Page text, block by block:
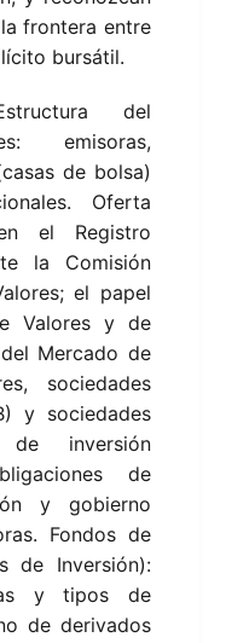
frontera entre
bursátil.
del
emisoras,
de bolsa)
Oferta
el Registro
la Comisión
el papel
Valores y de
Mercado de
sociedades
y sociedades
de inversión
de
y gobierno
Fondos de
de Inversión):
y tipos de
de derivados